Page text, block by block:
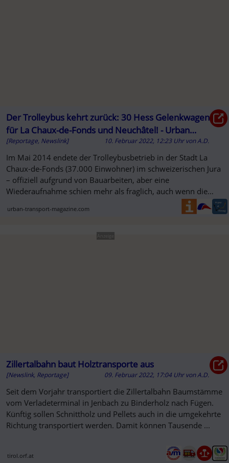
Der Trolleybus kehrt zurück: 30 Hess Gelenkwagen
für La Chaux-de-Fonds und Neuchâtel! - Urban
Transport Magazine
[Reportage, Newslink] 10. Februar 2022, 12:23 Uhr vonA.D.
Im Mai 2014 endete der Trolleybusbetrieb in der Stadt La
Chaux-de-Fonds (37.000 Einwohner) im schweizerischen Jura
– offiziell aufgrund von Bauarbeiten, aber eine
Wiederaufnahme schien mehr als fraglich, auch wenn die
urban-transport-magazine.com
Anzeige
Zillertalbahn baut Holztransporte aus
[Newslink, Reportage] 09. Februar 2022, 17:04 Uhr vonA.D.
Seit dem Vorjahr transportiert die Zillertalbahn Baumstämme
vom Verladeterminal in Jenbach zu Binderholz nach Fügen.
Künftig sollen Schnittholz und Pellets auch in die umgekehrte
Richtung transportiert werden. Damit können Tausende ...
tirol.orf.at